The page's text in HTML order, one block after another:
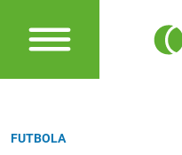
FUTBOLA